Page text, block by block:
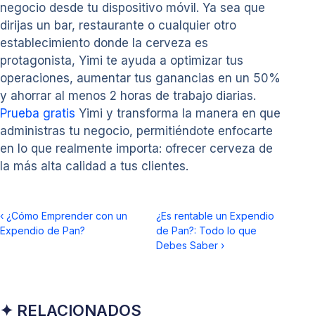
negocio desde tu dispositivo móvil. Ya sea que
dirijas un bar, restaurante o cualquier otro
establecimiento donde la cerveza es
protagonista, Yimi te ayuda a optimizar tus
operaciones, aumentar tus ganancias en un 50%
y ahorrar al menos 2 horas de trabajo diarias.
Prueba gratis Yimi y transforma la manera en que
administras tu negocio, permitiéndote enfocarte
en lo que realmente importa: ofrecer cerveza de
la más alta calidad a tus clientes.
‹ ¿Cómo Emprender con un
Expendio de Pan?
¿Es rentable un Expendio
de Pan?: Todo lo que
Debes Saber›
✦ RELACIONADOS